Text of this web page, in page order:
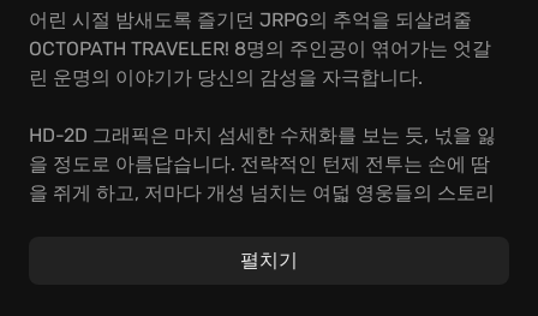
어린 시절 밤새도록 즐기던 JRPG의 추억을 되살려줄
OCTOPATH TRAVELER! 8명의 주인공이 엮어가는 엇갈
린 운명의 이야기가 당신의 감성을 자극합니다.
HD-2D 그래픽은 마치 섬세한 수채화를 보는 듯, 넋을 잃
을 정도로 아름답습니다. 전략적인 턴제 전투는 손에 땀
을 쥐게 하고, 저마다 개성 넘치는 여덟 영웅들의 스토리
을 느껴보세요.펼치기